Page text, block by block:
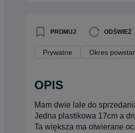
PROMUJ ODŚWIEŻ
Prywatne Okres
OPIS
Mam dwie lale do
Jedna plastikowa 17cm a
Ta większa ma otwierane